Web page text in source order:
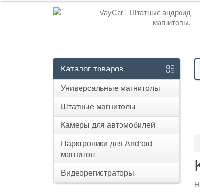
Каталог товаров
Универсальные магнитолы
Штатные магнитолы
Камеры для автомобилей
Парктроники для Android
магнитол
Видеорегистраторы